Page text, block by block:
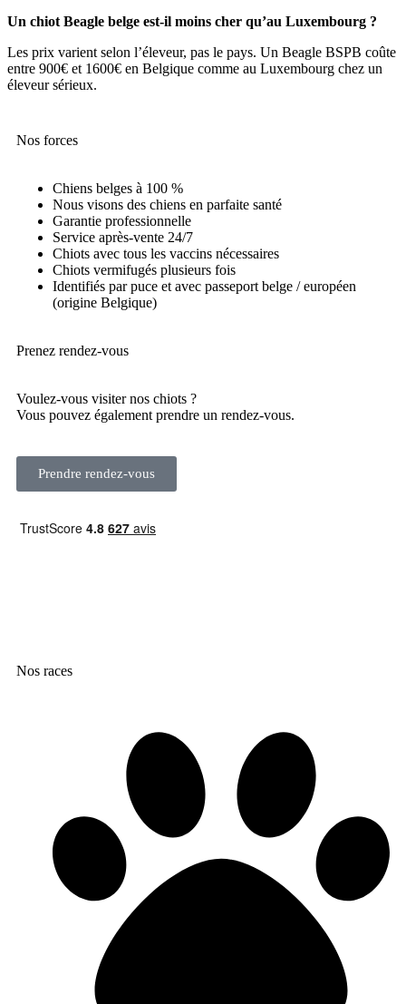
Un chiot Beagle belge est-il moins cher qu’au Luxembourg ?
Les prix varient selon l’éleveur, pas le pays. Un Beagle BSPB coûte
entre 900€ et 1600€ en Belgique comme au Luxembourg chez un
éleveur sérieux.
Nos forces
Chiens belges à 100 %
Nous visons des chiens en parfaite santé
Garantie professionnelle
Service après-vente 24/7
Chiots avec tous les vaccins nécessaires
Chiots vermifugés plusieurs fois
Identifiés par puce et avec passeport belge / européen
(origine Belgique)
Prenez rendez-vous
Voulez-vous visiter nos chiots ?
Vous pouvez également prendre un rendez-vous.
Prendre rendez-vous
Nos races